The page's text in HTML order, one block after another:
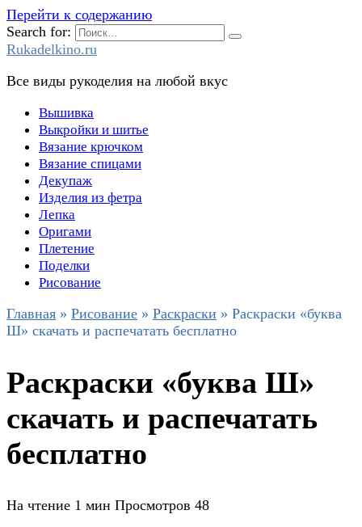
Перейти к содержанию
Search for:
Rukadelkino.ru
Все виды рукоделия на любой вкус
Вышивка
Выкройки и шитье
Вязание крючком
Вязание спицами
Декупаж
Изделия из фетра
Лепка
Оригами
Плетение
Поделки
Рисование
Главная » Рисование » Раскраски » Раскраски «буква
Ш» скачать и распечатать бесплатно
Раскраски «буква Ш»
скачать и распечатать
бесплатно
На чтение 1 мин Просмотров 48